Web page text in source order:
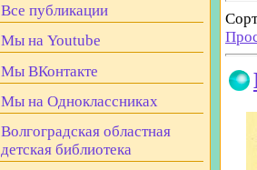
Все публикации
Мы на Youtube
Мы ВКонтакте
Мы на Одноклассниках
Волгоградская областная
детская библиотека